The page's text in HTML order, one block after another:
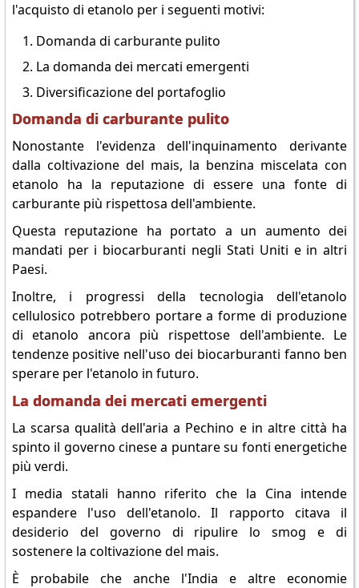
l'acquisto di etanolo per i seguenti motivi:
Domanda di carburante pulito
La domanda dei mercati emergenti
Diversificazione del portafoglio
Domanda di carburante pulito
Nonostante l'evidenza dell'inquinamento derivante
dalla coltivazione del mais, la benzina miscelata con
etanolo ha la reputazione di essere una fonte di
carburante più rispettosa dell'ambiente.
Questa reputazione ha portato a un aumento dei
mandati per i biocarburanti negli Stati Uniti e in altri
Paesi.
Inoltre, i progressi della tecnologia dell'etanolo
cellulosico potrebbero portare a forme di produzione
di etanolo ancora più rispettose dell'ambiente. Le
tendenze positive nell'uso dei biocarburanti fanno ben
sperare per l'etanolo in futuro.
La domanda dei mercati emergenti
La scarsa qualità dell'aria a Pechino e in altre città ha
spinto il governo cinese a puntare su fonti energetiche
più verdi.
I media statali hanno riferito che la Cina intende
espandere l'uso dell'etanolo. Il rapporto citava il
desiderio del governo di ripulire lo smog e di
sostenere la coltivazione del mais.
È probabile che anche l'India e altre economie